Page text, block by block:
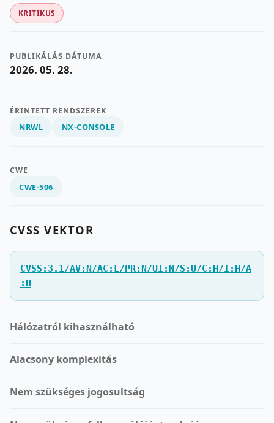
KRITIKUS
PUBLIKÁLÁS DÁTUMA
2026. 05. 28.
ÉRINTETT RENDSZEREK
NRWL NX-CONSOLE
CWE
CWE-506
CVSS VEKTOR
CVSS:3.1/AV:N/AC:L/PR:N/UI:N/S:U/C:H/I:H/A
:H
Hálózatról kihasználható
Alacsony komplexitás
Nem szükséges jogosultság